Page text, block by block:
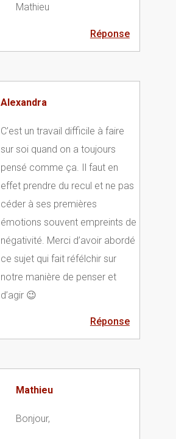
Mathieu
Réponse
Alexandra
C’est un travail difficile à faire
sur soi quand on a toujours
pensé comme ça. Il faut en
effet prendre du recul et ne pas
céder à ses premières
émotions souvent empreints de
négativité. Merci d’avoir abordé
ce sujet qui fait réfélchir sur
notre manière de penser et
d’agir 😉
Réponse
Mathieu
Bonjour,